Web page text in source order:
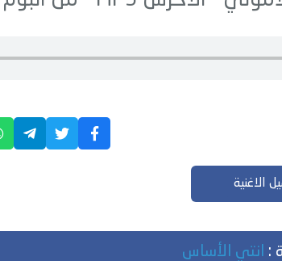
الاغنية
: انتي الأساس